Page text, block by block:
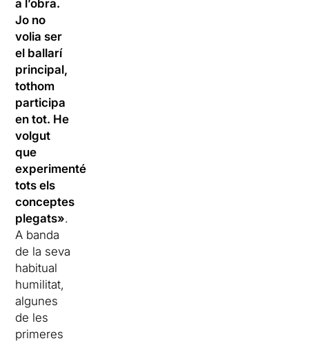
a l’obra.
Jo no
volia ser
el ballarí
principal,
tothom
participa
en tot. He
volgut
que
experimentéssim
tots els
conceptes
plegats».
A banda
de la seva
habitual
humilitat,
algunes
de les
primeres